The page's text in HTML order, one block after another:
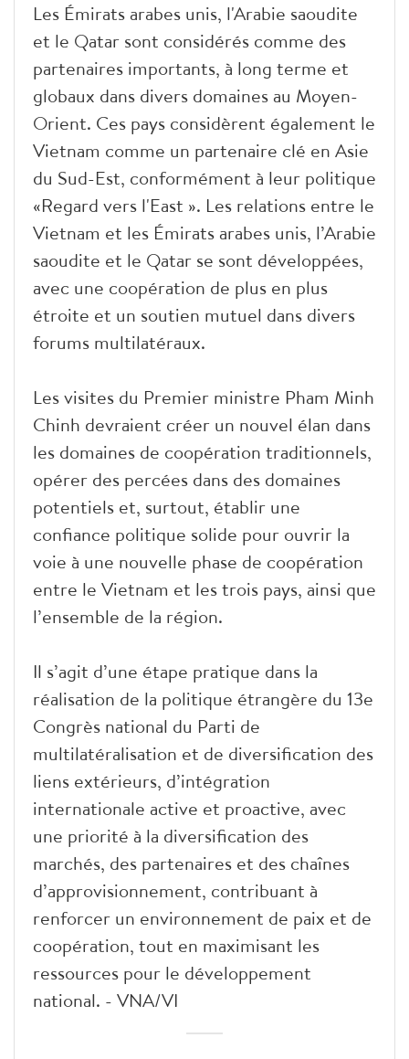
Les Émirats arabes unis, l'Arabie saoudite
et le Qatar sont considérés comme des
partenaires importants, à long terme et
globaux dans divers domaines au Moyen-
Orient. Ces pays considèrent également le
Vietnam comme un partenaire clé en Asie
du Sud-Est, conformément à leur politique
«Regard vers l'East ». Les relations entre le
Vietnam et les Émirats arabes unis, l’Arabie
saoudite et le Qatar se sont développées,
avec une coopération de plus en plus
étroite et un soutien mutuel dans divers
forums multilatéraux.
Les visites du Premier ministre Pham Minh
Chinh devraient créer un nouvel élan dans
les domaines de coopération traditionnels,
opérer des percées dans des domaines
potentiels et, surtout, établir une
confiance politique solide pour ouvrir la
voie à une nouvelle phase de coopération
entre le Vietnam et les trois pays, ainsi que
l’ensemble de la région.
Il s’agit d’une étape pratique dans la
réalisation de la politique étrangère du 13e
Congrès national du Parti de
multilatéralisation et de diversification des
liens extérieurs, d’intégration
internationale active et proactive, avec
une priorité à la diversification des
marchés, des partenaires et des chaînes
d’approvisionnement, contribuant à
renforcer un environnement de paix et de
coopération, tout en maximisant les
ressources pour le développement
national. - VNA/VI